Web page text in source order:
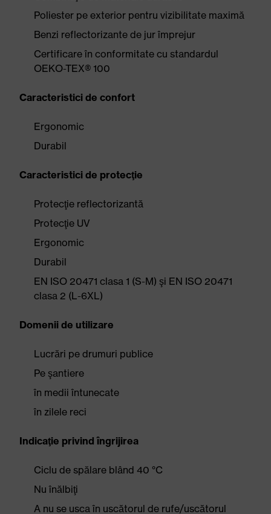
Poliester pe exterior pentru vizibilitate maximă
Benzi reflectorizante de jur împrejur
Certificare în conformitate cu standardul
OEKO-TEX® 100
Caracteristici de confort
Ergonomic
Durabil
Caracteristici de protecţie
Protecţie reflectorizantă
Protecţie UV
Ergonomic
Durabil
EN ISO 20471 clasa 1 (S-M) şi EN ISO 20471
clasa 2 (L-6XL)
Domenii de utilizare
Lucrări pe drumuri publice
Pe şantiere
în medii întunecate
în zilele reci
Indicaţie privind îngrijirea
Ciclu de spălare blând 40 °C
Nu înălbiţi
A nu se usca în uscătorul de rufe/uscătorul